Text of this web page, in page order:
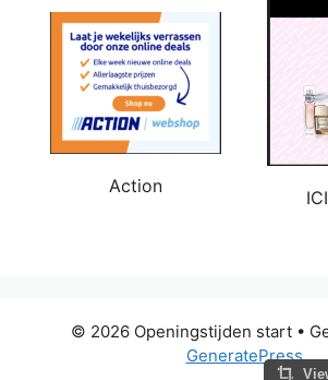
Action
© 2026 Openingstijden start •
GeneratePress